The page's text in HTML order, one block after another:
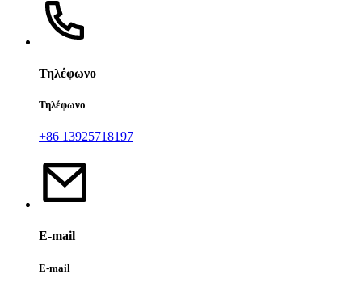
Τηλέφωνο
Τηλέφωνο
+86 13925718197
E-mail
E-mail